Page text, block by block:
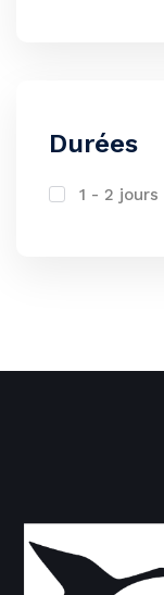
Durées
1 - 2 jours